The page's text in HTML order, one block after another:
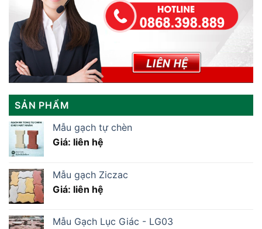
SẢN PHẨM
Mẫu gạch tự chèn
Giá: liên hệ
Mẫu gạch Ziczac
Giá: liên hệ
Mẫu Gạch Lục Giác - LG03